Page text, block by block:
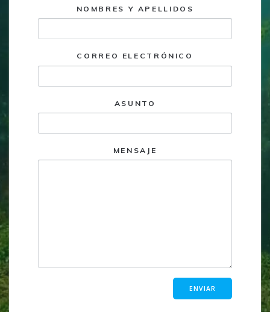
NOMBRES Y APELLIDOS
CORREO ELECTRÓNICO
ASUNTO
MENSAJE